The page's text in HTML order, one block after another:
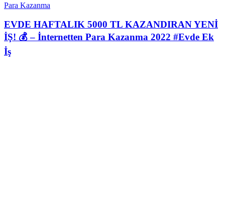
Para Kazanma
EVDE HAFTALIK 5000 TL KAZANDIRAN YENİ
İŞ! 💰 – İnternetten Para Kazanma 2022 #Evde Ek
İş